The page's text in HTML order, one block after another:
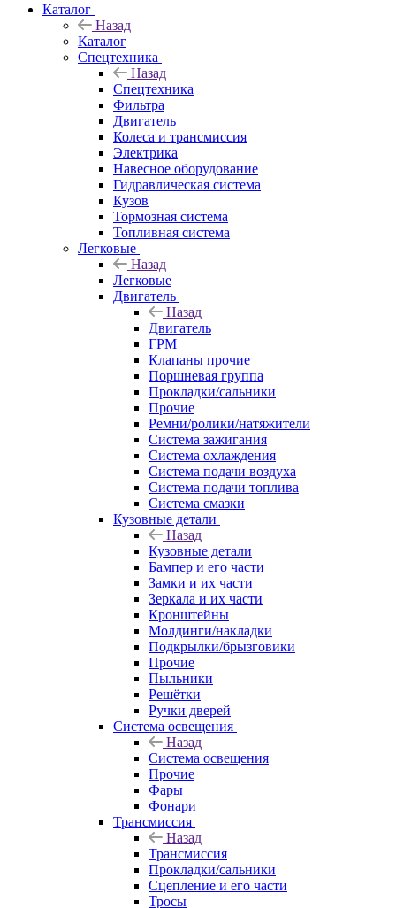
Каталог
Назад
Каталог
Спецтехника
Назад
Спецтехника
Фильтра
Двигатель
Колеса и трансмиссия
Электрика
Навесное оборудование
Гидравлическая система
Кузов
Тормозная система
Топливная система
Легковые
Назад
Легковые
Двигатель
Назад
Двигатель
ГРМ
Клапаны прочие
Поршневая группа
Прокладки/сальники
Прочие
Ремни/ролики/натяжители
Система зажигания
Система охлаждения
Система подачи воздуха
Система подачи топлива
Система смазки
Кузовные детали
Назад
Кузовные детали
Бампер и его части
Замки и их части
Зеркала и их части
Кронштейны
Молдинги/накладки
Подкрылки/брызговики
Прочие
Пыльники
Решётки
Ручки дверей
Система освещения
Назад
Система освещения
Прочие
Фары
Фонари
Трансмиссия
Назад
Трансмиссия
Прокладки/сальники
Сцепление и его части
Тросы